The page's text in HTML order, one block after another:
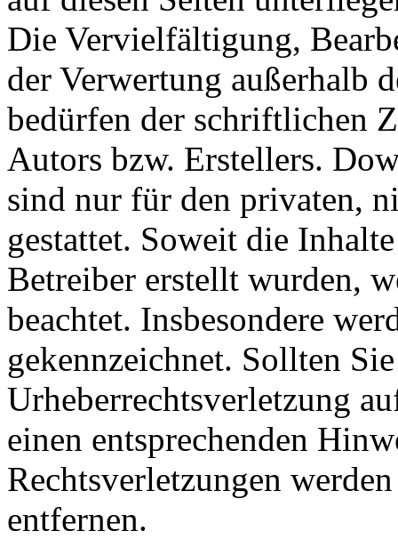
Die Vervielfältigung,
der Verwertung außerhalb
bedürfen der schriftlichen
Autors bzw. Erstellers.
sind nur für den privaten,
gestattet. Soweit die
Betreiber erstellt wurden,
beachtet. Insbesondere
gekennzeichnet. Sollten
Urheberrechtsverletzung
einen entsprechenden
Rechtsverletzungen
entfernen.